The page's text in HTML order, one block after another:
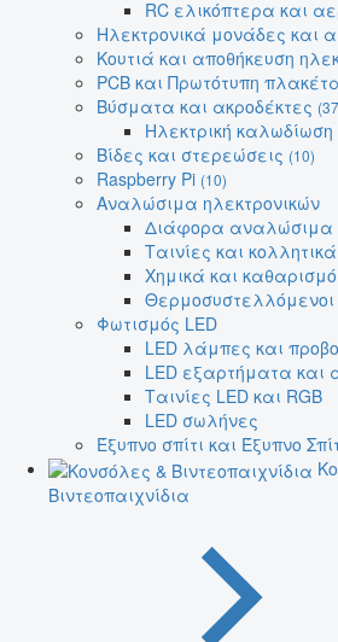
RC ελικόπτερα και
Ηλεκτρονικά μονάδες και
Κουτιά και αποθήκευση
PCB και Πρωτότυπη
Βύσματα και ακροδέκτες
Ηλεκτρική καλωδίωση
Βίδες και στερεώσεις (10)
Raspberry Pi (10)
Αναλώσιμα ηλεκτρονικών
Διάφορα αναλώσιμα
Ταινίες και κολλητικά
Χημικά και
Φωτισμός LED
LED λάμπες και
LED εξαρτήματα και
Ταινίες LED και RGB
LED σωλήνες
Έξυπνο σπίτι και Έξυπνο
Βιντεοπαιχνίδια